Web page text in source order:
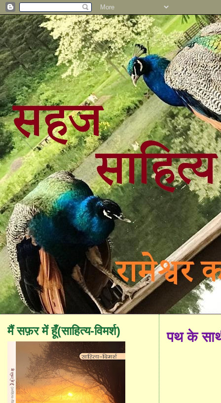
पथ के
मैं सफ़र में हूँ(साहित्य-विमर्श)